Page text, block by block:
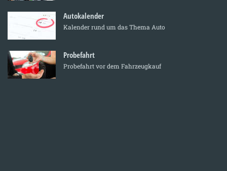
Autokalender
Kalender rund um das Thema Auto
Probefahrt
Probefahrt vor dem Fahrzeugkauf